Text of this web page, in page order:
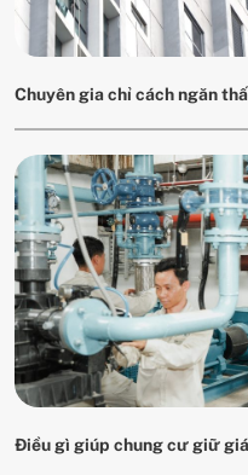
Chuyên gia chỉ cách ngăn
Điều gì giúp chung cư giữ